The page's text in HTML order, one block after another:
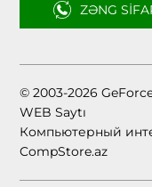
ZƏNG
© 2003-2026
WEB Saytı
Компьютерный
CompStore.az